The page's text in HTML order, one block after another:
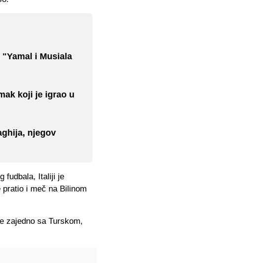
i Musiala
koji je igrao u
njegov
fudbala, Italiji je
i meč na Bilinom
zajedno sa Turskom,